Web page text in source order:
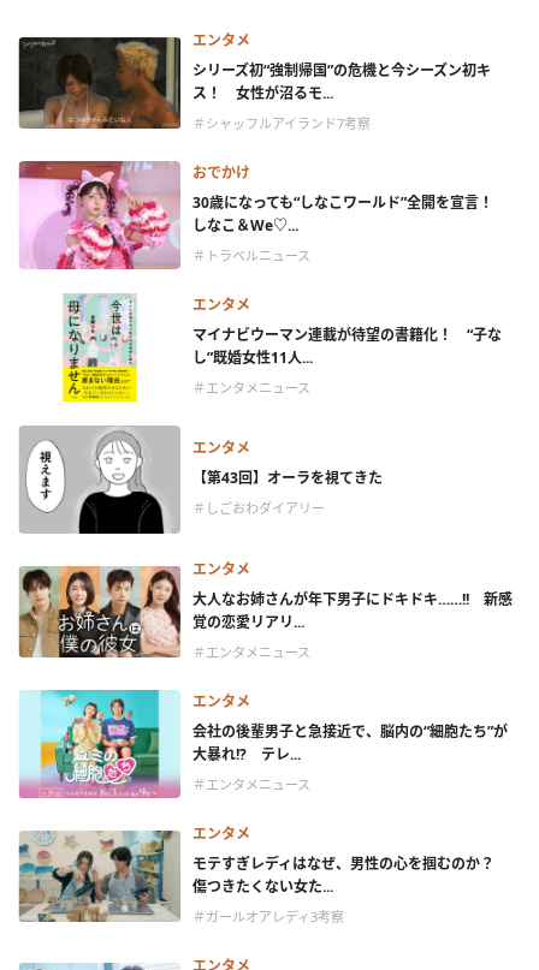
エンタメ
シリーズ初“強制帰国”の危機と今シーズン初キ
ス！ 女性が沼るモ...
＃シャッフルアイランド7考察
おでかけ
30歳になっても“しなこワールド”全開を宣言！
しなこ＆We♡...
＃トラベルニュース
エンタメ
マイナビウーマン連載が待望の書籍化！ “子な
し”既婚女性11人...
＃エンタメニュース
エンタメ
【第43回】オーラを視てきた
＃しごおわダイアリー
エンタメ
大人なお姉さんが年下男子にドキドキ……!! 新感
覚の恋愛リアリ...
＃エンタメニュース
エンタメ
会社の後輩男子と急接近で、脳内の“細胞たち”が
大暴れ!? テレ...
＃エンタメニュース
エンタメ
モテすぎレディはなぜ、男性の心を掴むのか？
傷つきたくない女た...
＃ガールオアレディ3考察
エンタメ